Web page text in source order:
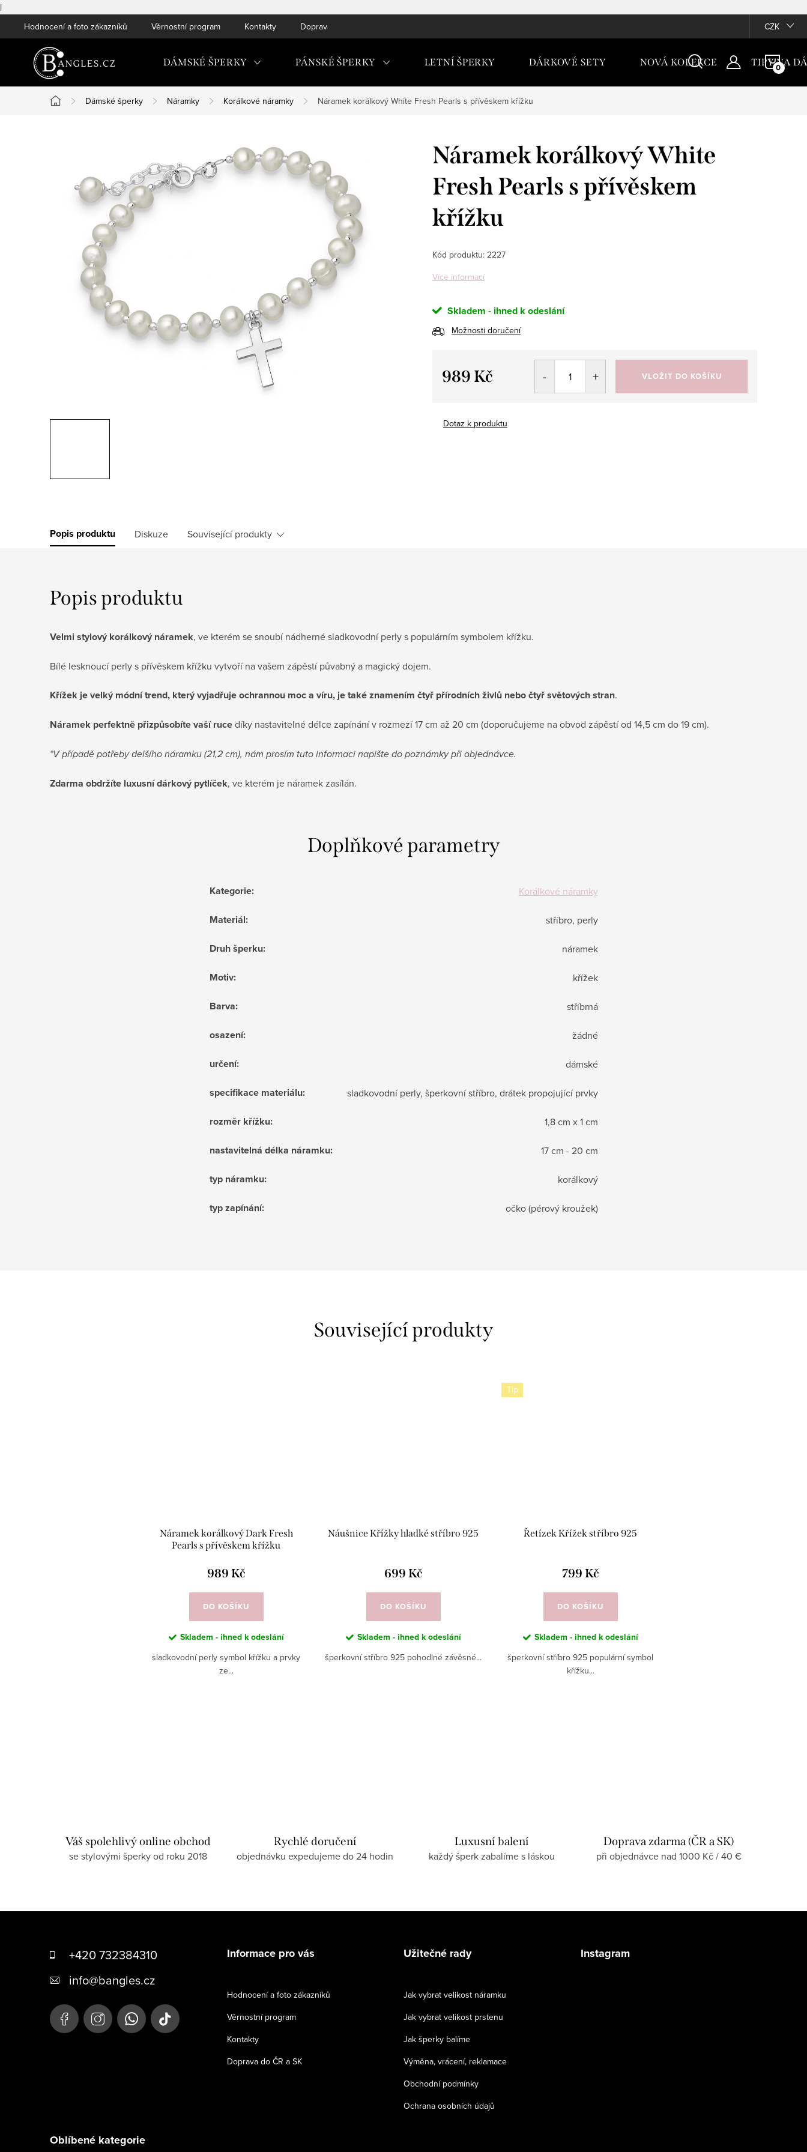
|
na
Hodnocení a foto zákazníků Věrnostní program Kontakty Doprava do ČR a SK CZK
DÁMSKÉ ŠPERKY PÁNSKÉ ŠPERKY LETNÍ ŠPERKY DÁRKOVÉ SETY NOVÁ KOLEKCE TIPY NA
Domů
Dámské šperky Náramky Korálkové náramky Náramek korálkový White Fresh Pearls s přívěskem křížku
Náramek korálkový White
Fresh Pearls s přívěskem
křížku
Kód produktu: 2227
Více informací
Skladem - ihned k odeslání
Možnosti doručení
989 Kč VLOŽIT DO KOŠÍKU
Dotaz k produktu
Popis produktu Diskuze Související produkty
Popis produktu
Velmi stylový korálkový náramek, ve kterém se snoubí nádherné sladkovodní perly s populárním symbolem křížku.
Bílé lesknoucí perly s přívěskem křížku vytvoří na vašem zápěstí půvabný a magický dojem.
Křížek je velký módní trend, který vyjadřuje ochrannou moc a víru, je také znamením čtyř přírodních živlů nebo čtyř světových stran.
Náramek perfektně přizpůsobíte vaší rucedíky nastavitelné délce zapínání v rozmezí 17 cm až 20 cm (doporučujeme na obvod zápěstí od 14,5 cm do 19 cm).
*V případě potřeby delšího náramku (21,2 cm), nám prosím tuto informaci napište do poznámky při objednávce.
Zdarma obdržíte luxusní dárkový pytlíček, ve kterém je náramek zasílán.
Doplňkové parametry
Kategorie: Korálkové náramky
Materiál: stříbro, perly
Druh šperku: náramek
Motiv: křížek
Barva: stříbrná
osazení: žádné
určení: dámské
specifikace materiálu: sladkovodní perly, šperkovní stříbro, drátek propojující prvky
rozměr křížku: 1,8 cm x 1 cm
nastavitelná délka náramku: 17 cm - 20 cm
typ náramku: korálkový
typ zapínání: očko (pérový kroužek)
Související produkty
Náramek korálkový Dark Fresh
Pearls s přívěskem křížku
989 Kč
DO KOŠÍKU
Skladem - ihned k odeslání
sladkovodní perly symbol křížku a prvky
ze...
Náušnice Křížky hladké stříbro 925
699 Kč
DO KOŠÍKU
Skladem - ihned k odeslání
šperkovní stříbro 925 pohodlné závěsné...
Tip
Řetízek Křížek stříbro 925
799 Kč
DO KOŠÍKU
Skladem - ihned k odeslání
šperkovní stříbro 925 populární symbol
křížku...
Váš spolehlivý online obchod
se stylovými šperky od roku 2018
Rychlé doručení
objednávku expedujeme do 24 hodin
Luxusní balení
každý šperk zabalíme s láskou
Doprava zdarma (ČR a SK)
při objednávce nad 1000 Kč / 40 €
+420 732384310
info@bangles.cz
Informace pro vás
Hodnocení a foto zákazníků
Věrnostní program
Kontakty
Doprava do ČR a SK
Užitečné rady
Jak vybrat velikost náramku
Jak vybrat velikost prstenu
Jak šperky balíme
Výměna, vrácení, reklamace
Obchodní podmínky
Ochrana osobních údajů
Instagram
Oblíbené kategorie